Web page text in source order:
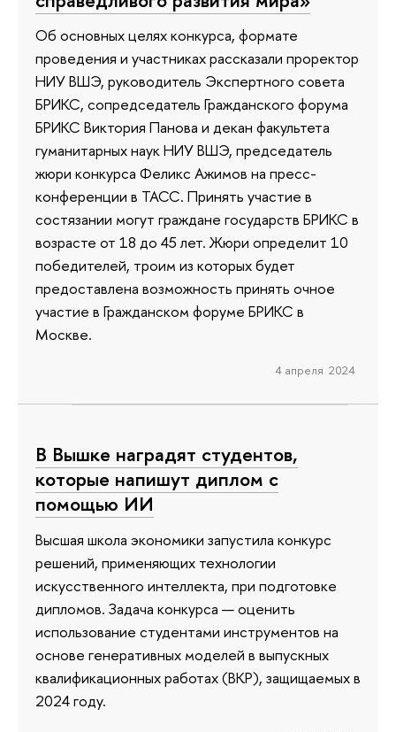
Об основных целях конкурса, формате
проведения и участниках рассказали проректор
НИУ ВШЭ, руководитель Экспертного совета
БРИКС, сопредседатель Гражданского форума
БРИКС Виктория Панова и декан факультета
гуманитарных наук НИУ ВШЭ, председатель
жюри конкурса Феликс Ажимов на пресс-
конференции в ТАСС. Принять участие в
состязании могут граждане государств БРИКС в
возрасте от 18 до 45 лет. Жюри определит 10
победителей, троим из которых будет
предоставлена возможность принять очное
участие в Гражданском форуме БРИКС в
Москве.
4 апреля 2024
В Вышке наградят студентов,
которые напишут диплом с
помощью ИИ
Высшая школа экономики запустила конкурс
решений, применяющих технологии
искусственного интеллекта, при подготовке
дипломов. Задача конкурса — оценить
использование студентами инструментов на
основе генеративных моделей в выпускных
квалификационных работах (ВКР), защищаемых в
2024 году.